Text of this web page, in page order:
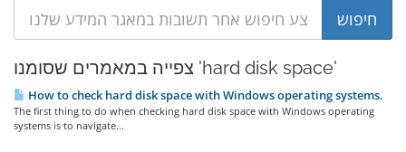
צפייה במאמרים שסומנו 'hard disk space'
How to check hard disk space with Windows operating systems.
The first thing to do when checking hard disk space with Windows operating
systems is to navigate...